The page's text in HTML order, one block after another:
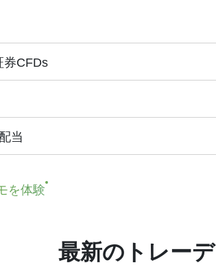
5 | 1:20 レバレッジ(必要な証拠金 5%)
証券CFDレバレッジは口座のレバレッジ
券CFDs
取り扱っている400株式CFDが取引可能で
ナダ）、
にも手数料が口座残高から引き出しま
なります。日本株の取引は最低手数料は
当
かたには配当がつきます。その金額は実
を体験
最新のトレー